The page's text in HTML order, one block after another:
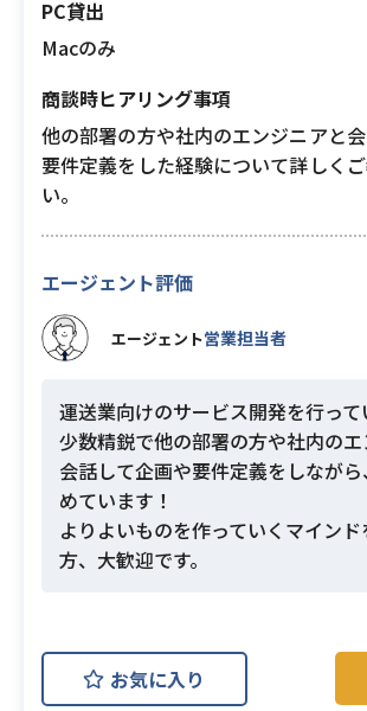
PC貸出
Macのみ
商談時ヒアリング事項
他の部署の方や社内のエンジニアと
要件定義をした経験について詳しく
い。
エージェント評価
エージェント営業担当者
運送業向けのサービス開発を行って
少数精鋭で他の部署の方や社内の
会話して企画や要件定義をしなが
めています！
よりよいものを作っていくマイン
方、大歓迎です。
お気に入り